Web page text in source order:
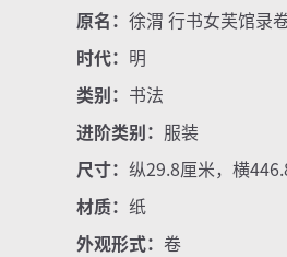
原名： 徐渭 行书女芙馆录
时代： 明
类别： 书法
进阶类别： 服装
尺寸： 纵29.8厘米，横
材质： 纸
外观形式： 卷